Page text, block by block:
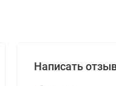
Написать